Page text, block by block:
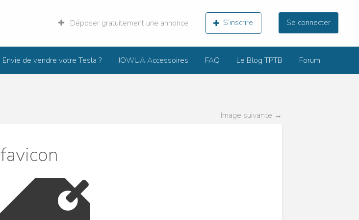
Déposer gratuitement une annonce S’inscrire Se connecter
Envie de vendre votre Tesla ? JOWUA Accessoires FAQ Le Blog TPTB Forum
Image suivante →
favicon